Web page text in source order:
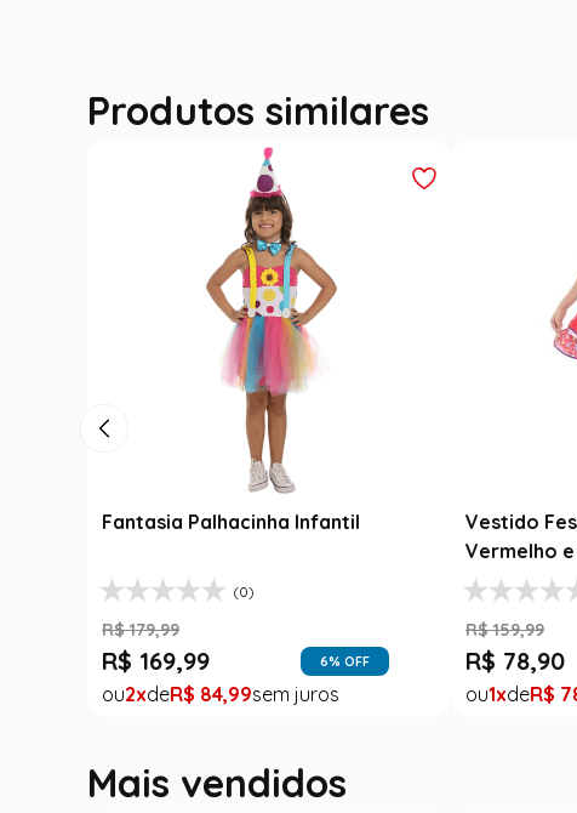
Produtos similares
Fantasia Palhacinha Infantil
(0)
R$ 179,99
R$ 169,99 6% OFF
2 R$ 84,99
Vestido
Vermelho
R$ 159,99
R$ 78,90
1 R$
Mais vendidos